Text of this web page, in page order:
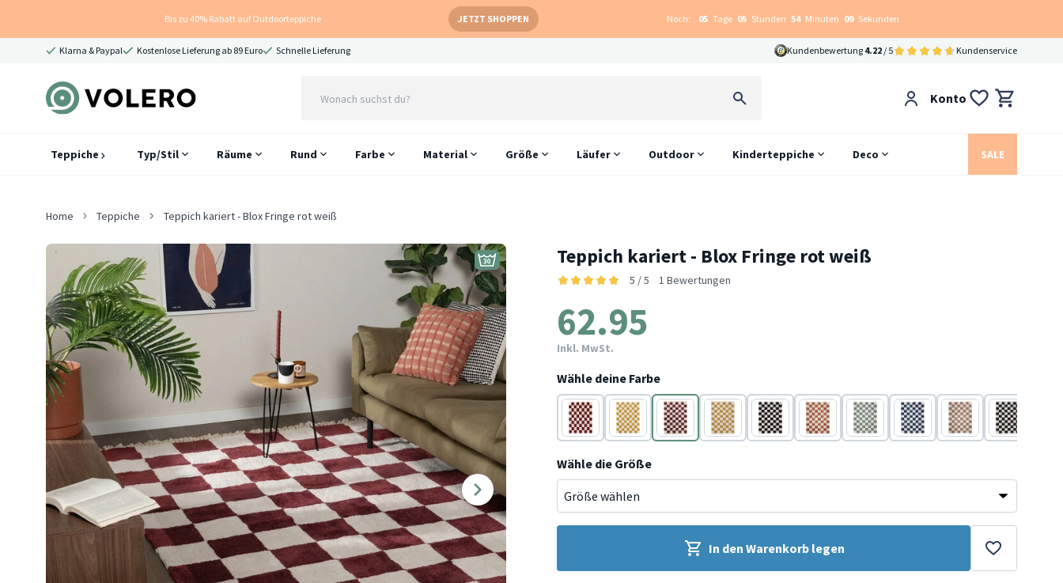
Bis zu 40% Rabatt auf Outdoorteppiche JETZT SHOPPEN Noch: 05 Tage 05 Stunden 54 Minuten 07 Sekunden
Klarna & Paypal Kostenlose Lieferung ab 89 Euro Schnelle Lieferung Kundenbewertung 4.22 / 5 Kundenservice
Konto
Teppiche Typ/Stil Räume Rund Farbe Material Größe Läufer Outdoor Kinderteppiche Deco SALE
Home Teppiche Teppich kariert - Blox Fringe rot weiß
Teppich kariert - Blox Fringe rot weiß
5 / 5 1 Bewertungen
62.95
Inkl. MwSt.
Wähle deine Farbe
Rot Gelb Rot Gelb Schwarz/weißTerracottaWeiß Blau Beige Schwarz
Wähle die Größe
In den Warenkorb legen